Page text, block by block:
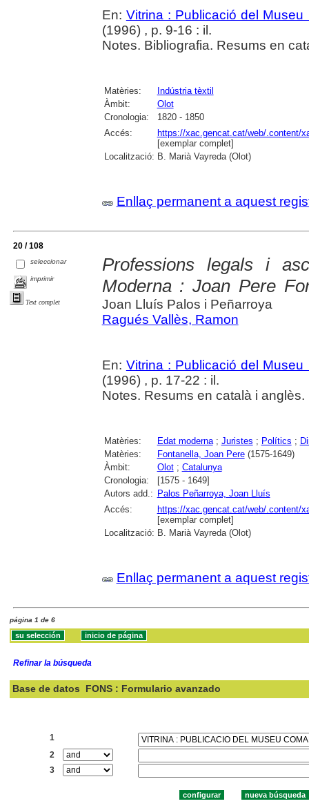
En: Vitrina : Publicació del
(1996) , p. 9-16 : il.
Notes. Bibliografia. Resums en
Matèries:
Indústria tèxtil
Àmbit:
Olot
Cronologia:
1820 - 1850
Accés:
https://xac.gencat.cat/web/.content/
[exemplar complet]
Localització: B. Marià Vayreda (Olot)
Enllaç permanent a aquest
20 / 108
seleccionar
imprimir
Text complet
Professions legals i
Moderna : Joan Pere
Joan Lluís Palos i Peñarroya
Ragués Vallès, Ramon
En: Vitrina : Publicació del
(1996) , p. 17-22 : il.
Notes. Resums en català i anglès.
Matèries: Edat moderna; Juristes ; Polítics ;
Matèries:
Fontanella, Joan Pere(1575-1649)
Àmbit:
Olot; Catalunya
Cronologia:
[1575 - 1649]
Autors add.: Palos Peñarroya, Joan Lluís
Accés:
https://xac.gencat.cat/web/.content/
[exemplar complet]
Localització: B. Marià Vayreda (Olot)
Enllaç permanent a aquest
página 1 de 6
Refinar la búsqueda
Base de datos FONS : Formulario avanzado
1
2
3